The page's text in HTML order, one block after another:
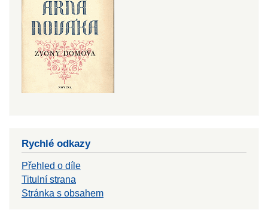
Rychlé odkazy
Přehled o díle
Titulní strana
Stránka s obsahem